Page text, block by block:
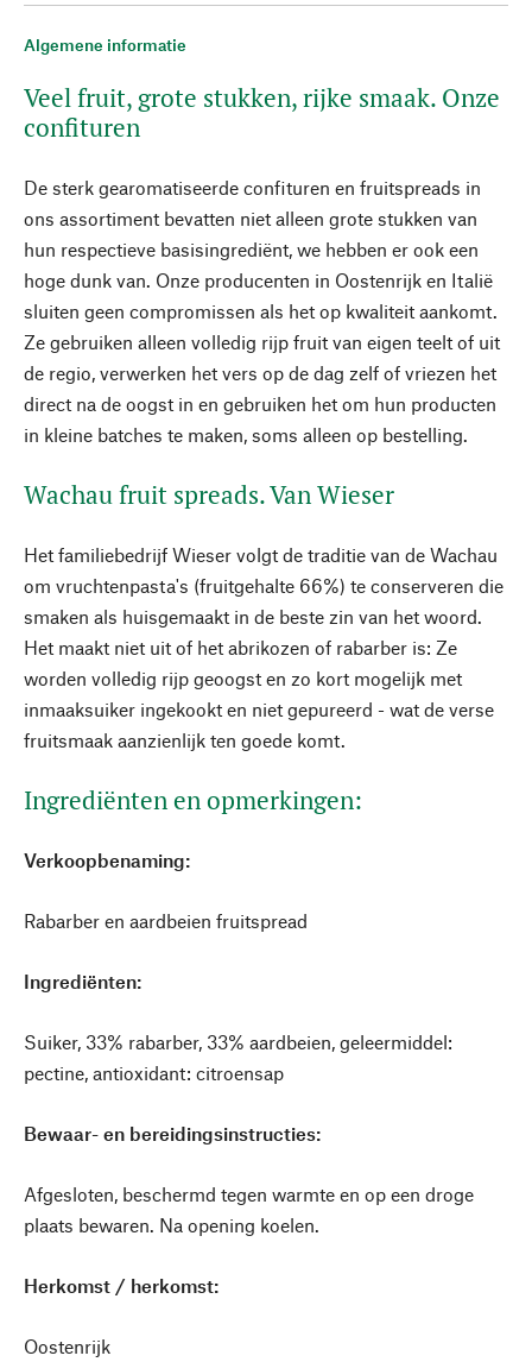
Algemene informatie
Veel fruit, grote stukken, rijke smaak. Onze
confituren
De sterk gearomatiseerde confituren en fruitspreads in
ons assortiment bevatten niet alleen grote stukken van
hun respectieve basisingrediënt, we hebben er ook een
hoge dunk van. Onze producenten in Oostenrijk en Italië
sluiten geen compromissen als het op kwaliteit aankomt.
Ze gebruiken alleen volledig rijp fruit van eigen teelt of uit
de regio, verwerken het vers op de dag zelf of vriezen het
direct na de oogst in en gebruiken het om hun producten
in kleine batches te maken, soms alleen op bestelling.
Wachau fruit spreads. Van Wieser
Het familiebedrijf Wieser volgt de traditie van de Wachau
om vruchtenpasta's (fruitgehalte 66%) te conserveren die
smaken als huisgemaakt in de beste zin van het woord.
Het maakt niet uit of het abrikozen of rabarber is: Ze
worden volledig rijp geoogst en zo kort mogelijk met
inmaaksuiker ingekookt en niet gepureerd - wat de verse
fruitsmaak aanzienlijk ten goede komt.
Ingrediënten en opmerkingen:
Verkoopbenaming:
Rabarber en aardbeien fruitspread
Ingrediënten:
Suiker, 33% rabarber, 33% aardbeien, geleermiddel:
pectine, antioxidant: citroensap
Bewaar- en bereidingsinstructies:
Afgesloten, beschermd tegen warmte en op een droge
plaats bewaren. Na opening koelen.
Herkomst / herkomst:
Oostenrijk